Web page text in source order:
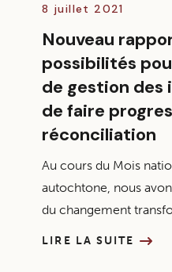
8 juillet 2021
Nouveau
possibilités
de gestion des
de faire
réconciliation
Au cours du Mois
autochtone, nous
du changement
LIRE LA SUITE